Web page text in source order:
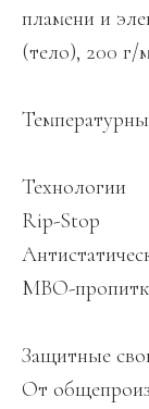
пламени и
(тело), 200 г/
Технологии
Rip-Stop
МВО-
Защитные
От